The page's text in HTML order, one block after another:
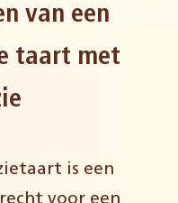
van een
taart met
is een